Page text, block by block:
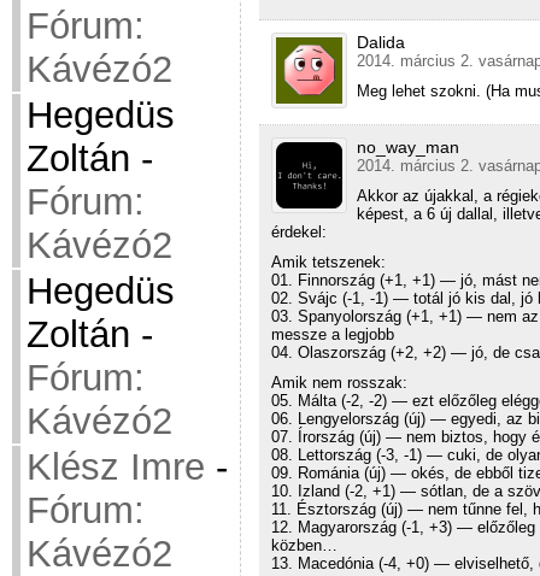
Fórum:
Kávézó2
Hegedüs
Zoltán -
Fórum:
Kávézó2
Hegedüs
Zoltán -
Fórum:
Kávézó2
Klész Imre -
Fórum:
Kávézó2
Dalida
2014. március 2.
Meg lehet szokni. (Ha
no_way_man
2014. március 2.
Akkor az újakkal, a
képest, a 6 új dallal,
érdekel:
Amik tetszenek:
01. Finnország (+1, +1) — jó, mást
02. Svájc (-1, -1) — totál jó kis dal, jó
03. Spanyolország (+1, +1) — nem
messze a legjobb
04. Olaszország (+2, +2) — jó, de
Amik nem rosszak:
05. Málta (-2, -2) — ezt előzőleg
06. Lengyelország (új) — egyedi, az
07. Írország (új) — nem biztos, hogy
08. Lettország (-3, -1) — cuki, de
09. Románia (új) — okés, de ebből
10. Izland (-2, +1) — sótlan, de a
11. Észtország (új) — nem tűnne fel,
12. Magyarország (-1, +3) —
közben…
13. Macedónia (-4, +0) —